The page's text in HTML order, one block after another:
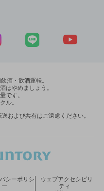
酒・飲酒運転。
はやめましょう。
です。
ル。
および共有はご遠慮ください。
シーポリシ
ー
ウェブアクセシビリ
ティ